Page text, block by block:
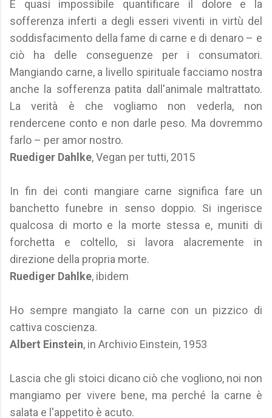
È quasi impossibile quantificare il dolore e la
sofferenza inferti a degli esseri viventi in virtù del
soddisfacimento della fame di carne e di denaro – e
ciò ha delle conseguenze per i consumatori.
Mangiando carne, a livello spirituale facciamo nostra
anche la sofferenza patita dall'animale maltrattato.
La verità è che vogliamo non vederla, non
rendercene conto e non darle peso. Ma dovremmo
farlo – per amor nostro.
Ruediger Dahlke, Vegan per tutti, 2015
In fin dei conti mangiare carne significa fare un
banchetto funebre in senso doppio. Si ingerisce
qualcosa di morto e la morte stessa e, muniti di
forchetta e coltello, si lavora alacremente in
direzione della propria morte.
Ruediger Dahlke, ibidem
Ho sempre mangiato la carne con un pizzico di
cattiva coscienza.
Albert Einstein, in Archivio Einstein, 1953
Lascia che gli stoici dicano ciò che vogliono, noi non
mangiamo per vivere bene, ma perché la carne è
salata e l'appetito è acuto.